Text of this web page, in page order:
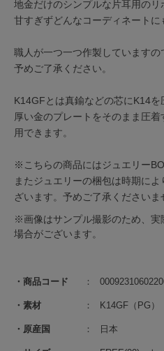
商品コード
素材 K14GF（PG）
原産国 日本
地金だけのシンプルな片耳用のリ
甘すぎずどんなコーディネートに
職人が一つ一つ作製していますの
予めご了承ください。
K14GFとは真鍮などの芯にK14を
厚い金のプレートをそのまま圧
用できます。
※こちらの商品にはジュエリー
またジュエリーの梱包は時期に
ざいます。予めご了承くださいま
※画像はサンプル撮影のため、実
場合がございます。